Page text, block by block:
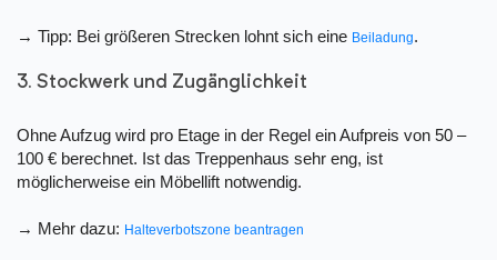
→ Tipp: Bei größeren Strecken lohnt sich eine Beiladung.
3. Stockwerk und Zugänglichkeit
Ohne Aufzug wird pro Etage in der Regel ein Aufpreis von 50 –
100 € berechnet. Ist das Treppenhaus sehr eng, ist
möglicherweise ein Möbellift notwendig.
→ Mehr dazu: Halteverbotszone beantragen